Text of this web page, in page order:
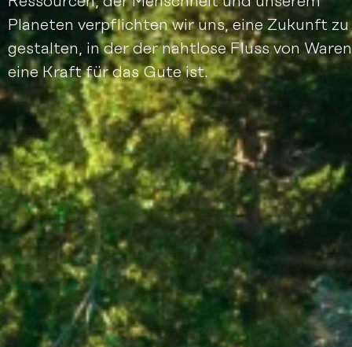
Planeten verpflichten wir uns, eine Zukunft zu
gestalten, in der der nahtlose Fluss von Waren
eine Kraft für das Gute ist.